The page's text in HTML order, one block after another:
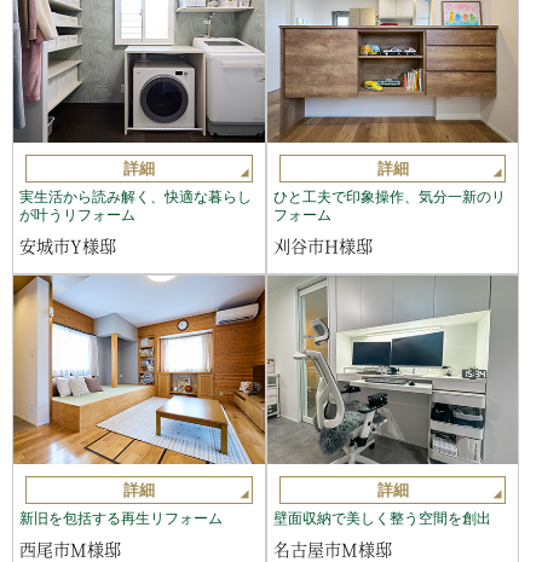
詳細
実生活から読み解く、快適な暮らし
が叶うリフォーム
安城市Y様邸
詳細
ひと工夫で印象操作、気分一新のリ
フォーム
刈谷市H様邸
詳細
新旧を包括する再生リフォーム
西尾市M様邸
詳細
壁面収納で美しく整う空間を創出
名古屋市M様邸